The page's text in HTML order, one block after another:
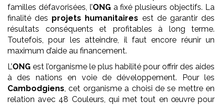
familles défavorisées, l’ONG a fixé plusieurs objectifs. La
finalité des projets humanitaires est de garantir des
résultats conséquents et profitables à long terme.
Toutefois, pour les atteindre, il faut encore réunir un
maximum d’aide au financement.
L’ONG est l’organisme le plus habilité pour offrir des aides
à des nations en voie de développement. Pour les
Cambodgiens, cet organisme a choisi de se mettre en
relation avec 48 Couleurs, qui met tout en œuvre pour